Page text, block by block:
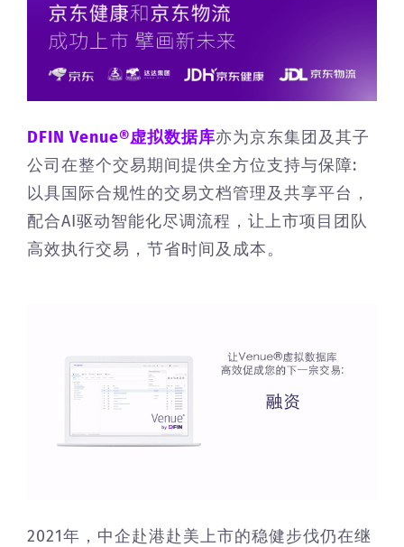
DFIN Venue®虚拟数据库亦为京东集团及其子
公司在整个交易期间提供全方位支持与保障:
以具国际合规性的交易文档管理及共享平台，
配合AI驱动智能化尽调流程，让上市项目团队
高效执行交易，节省时间及成本。
2021年，中企赴港赴美上市的稳健步伐仍在继